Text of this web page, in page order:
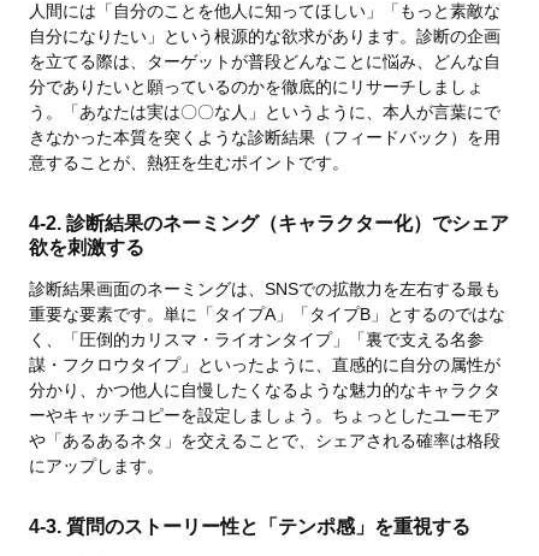
人間には「自分のことを他人に知ってほしい」「もっと素敵な
自分になりたい」という根源的な欲求があります。診断の企画
を立てる際は、ターゲットが普段どんなことに悩み、どんな自
分でありたいと願っているのかを徹底的にリサーチしましょ
う。「あなたは実は〇〇な人」というように、本人が言葉にで
きなかった本質を突くような診断結果（フィードバック）を用
意することが、熱狂を生むポイントです。
4-2. 診断結果のネーミング（キャラクター化）でシェア
欲を刺激する
診断結果画面のネーミングは、SNSでの拡散力を左右する最も
重要な要素です。単に「タイプA」「タイプB」とするのではな
く、「圧倒的カリスマ・ライオンタイプ」「裏で支える名参
謀・フクロウタイプ」といったように、直感的に自分の属性が
分かり、かつ他人に自慢したくなるような魅力的なキャラクタ
ーやキャッチコピーを設定しましょう。ちょっとしたユーモア
や「あるあるネタ」を交えることで、シェアされる確率は格段
にアップします。
4-3. 質問のストーリー性と「テンポ感」を重視する